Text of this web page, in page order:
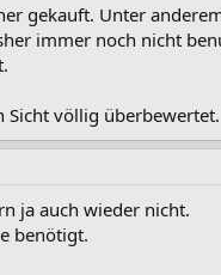
gekauft. Unter
immer noch nicht
Sicht völlig überbewertet.
ja auch wieder nicht.
benötigt.